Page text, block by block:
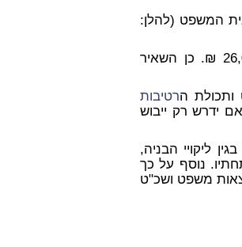
המשפט (להלן:
נתגלו ליקויים שעלות תיקונם נאמדת בסך של 26,000 ₪. כן השאיר
הרטיבות
לעלות הכוללת סך של 34,000 ₪. אולם, אם ידרש רק ייבוש
קמא פסק כי על המערערת לשלם למשיבים סך של 74,775 ₪ בגין ליקויי הבניה,
נוסף על כך
₪ בגין עוגמת נפש ו- 19,000 ₪ בגין הוצאות משפט ושכ"ט